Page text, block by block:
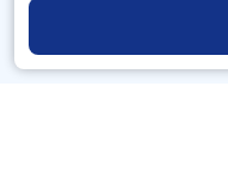
Скоро в кино
Служба поддержки